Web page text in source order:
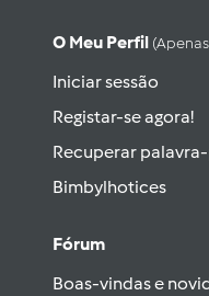
O Meu Perfil
Iniciar sessão
Registar-se agora!
Recuperar
Bimbylhotices
Fórum
Boas-vindas e